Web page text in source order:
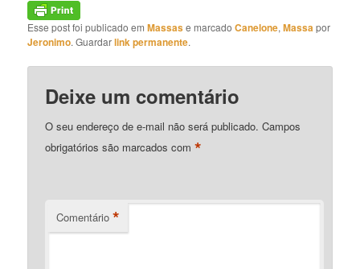
Esse post foi publicado emMassase marcadoCanelone,Massapor
Jeronimo. Guardarlink permanente.
Deixe um comentário
O seu endereço de e-mail não será publicado. Campos
obrigatórios são marcados com*
Comentário *